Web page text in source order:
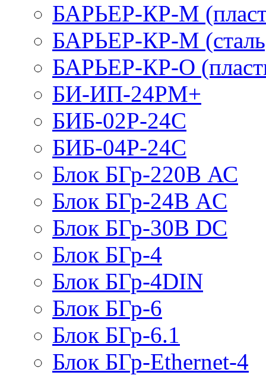
БАРЬЕР-КР-М
БАРЬЕР-КР-М
БАРЬЕР-КР-О
БИ-ИП-24РМ+
БИБ-02Р-24С
БИБ-04Р-24С
Блок БГр-220В АС
Блок БГр-24В AC
Блок БГр-30В DC
Блок БГр-4
Блок БГр-4DIN
Блок БГр-6
Блок БГр-6.1
Блок БГр-Ethernet-4